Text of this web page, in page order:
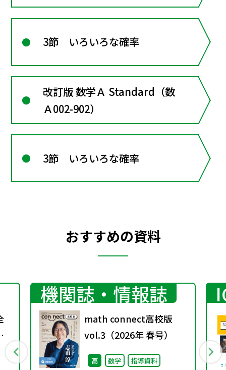
3節 いろいろな確率
改訂版 数学Ａ Standard（数
Ａ002-902）
3節 いろいろな確率
おすすめの資料
機関誌・情報誌
math connect高校版
vol.3（2026年 春号）
高 数学
指導資料